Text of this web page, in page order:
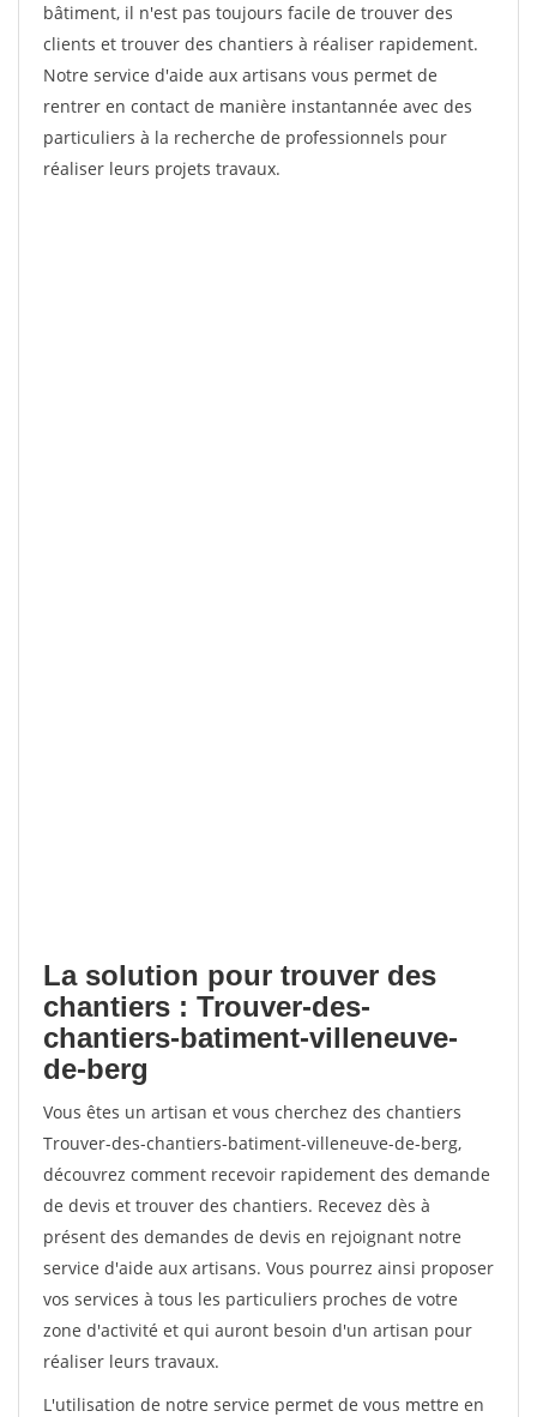
bâtiment, il n'est pas toujours facile de trouver des
clients et trouver des chantiers à réaliser rapidement.
Notre service d'aide aux artisans vous permet de
rentrer en contact de manière instantannée avec des
particuliers à la recherche de professionnels pour
réaliser leurs projets travaux.
La solution pour trouver des
chantiers : Trouver-des-
chantiers-batiment-villeneuve-
de-berg
Vous êtes un artisan et vous cherchez des chantiers
Trouver-des-chantiers-batiment-villeneuve-de-berg,
découvrez comment recevoir rapidement des demande
de devis et trouver des chantiers. Recevez dès à
présent des demandes de devis en rejoignant notre
service d'aide aux artisans. Vous pourrez ainsi proposer
vos services à tous les particuliers proches de votre
zone d'activité et qui auront besoin d'un artisan pour
réaliser leurs travaux.
L'utilisation de notre service permet de vous mettre en